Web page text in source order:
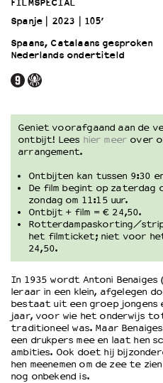
OVER LANTARENVENSTER
Wat we doen
Werken bij
Wie is wie
Historie
Partners
Huisregels
Privacyverklaring
Integriteits- en gedragscode
Duurzaamheid
Culturele boycot Israël
Ruimte voor artistieke vrijheid
FILMSPECIAL
Spanje
2023
105’
Spaans, Catalaans gesproken
Nederlands ondertiteld
Geniet voorafgaand aan de
ontbijt! Lees hier meer over
arrangement.
Ontbijten kan tussen 9:30
De film begint op zaterdag
zondag om 11:15 uur.
Ontbijt + film = € 24,50.
Rotterdampaskorting/
het filmticket; niet voor
24,50.
In 1935 wordt Antoni Benaiges
leraar in een klein, afgelegen
bestaat uit een groep jongens
jaar, voor wie het onderwijs
traditioneel was. Maar
een drukpers mee en laat hen
ambities. Ook doet hij
hen meenemen om de zee te
nog onbekend is.